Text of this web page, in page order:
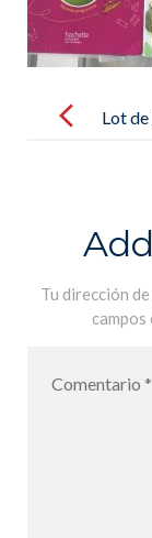
navigationLot
Tu dirección